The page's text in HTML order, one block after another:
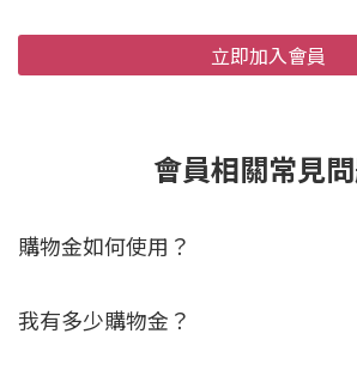
立即加入會員
會員相關常見
購物金如何使用？
我有多少購物金？